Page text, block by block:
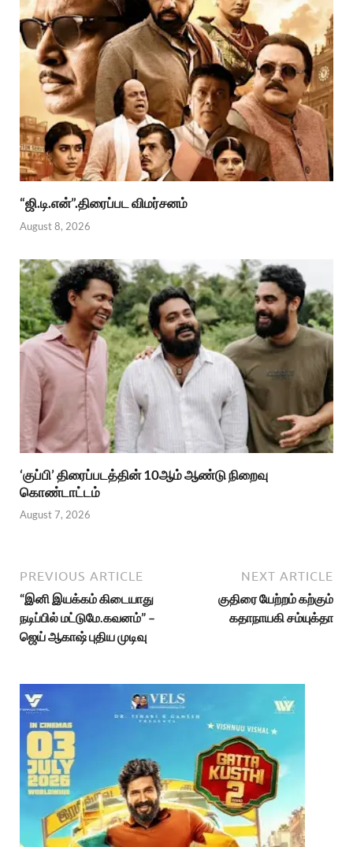
“ஜி.டி.என்”.திரைப்பட விமர்சனம்
August 8, 2026
‘குப்பி’ திரைப்படத்தின் 10ஆம் ஆண்டு நிறைவு
கொண்டாட்டம்
August 7, 2026
PREVIOUS ARTICLE
“இனி இயக்கம் கிடையாது
நடிப்பில் மட்டுமே.கவனம்” –
ஜெய் ஆகாஷ் புதிய முடிவு
NEXT ARTICLE
குதிரை யேற்றம் கற்கும்
கதாநாயகி சம்யுக்தா